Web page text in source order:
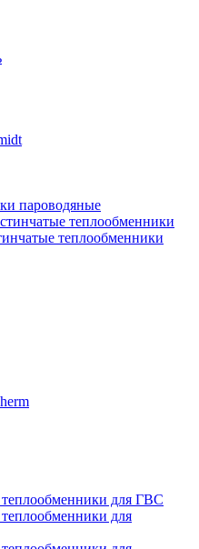
пароводяные
теплообменники
теплообменники
для ГВС
для